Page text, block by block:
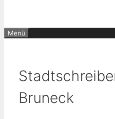
Menü
Bruneck